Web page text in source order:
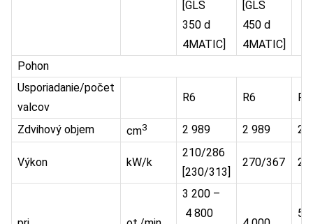
[GLS
350 d
4MATIC]
[GLS
450 d
4MATIC]
Pohon
Usporiadanie/počet
valcov
R6 R6 R6
Zdvihový objem cm3 2 989 2 989 2
Výkon kW/k
210/286
[230/313]
270/367
3 200 –
4 800
5